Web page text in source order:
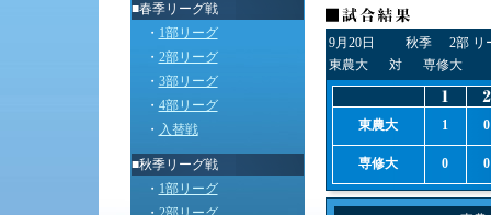
■春季リーグ戦
・ 1部リーグ
・ 2部リーグ
・ 3部リーグ
・ 4部リーグ
・ 入替戦
■秋季リーグ戦
・ 1部リーグ
9月20日 秋季
2部 リ
東農大
対 専修大
東農大 1 0
専修大 0 0